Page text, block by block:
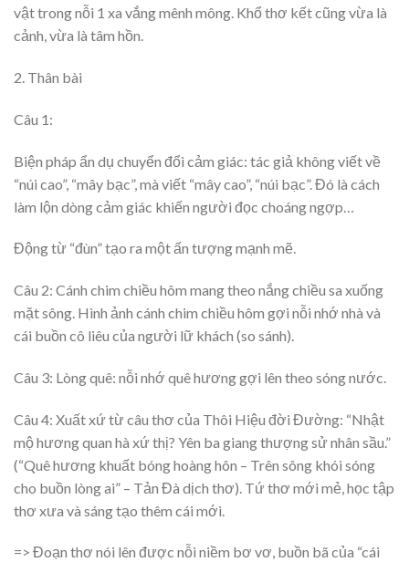
vật trong nỗi 1 xa vắng mênh mông. Khổ thơ kết cũng vừa là
cảnh, vừa là tâm hồn.
2. Thân bài
Câu 1:
Biện pháp ẩn dụ chuyển đổi cảm giác: tác giả không viết về
“núi cao”, “mây bạc”, mà viết “mây cao”, “núi bạc”. Đó là cách
làm lộn dòng cảm giác khiến người đọc choáng ngợp…
Động từ “đùn” tạo ra một ấn tượng mạnh mẽ.
Câu 2: Cánh chim chiều hôm mang theo nắng chiều sa xuống
mặt sông. Hình ảnh cánh chim chiều hôm gợi nỗi nhớ nhà và
cái buồn cô liêu của người lữ khách (so sánh).
Câu 3: Lòng quê: nỗi nhớ quê hương gợi lên theo sóng nước.
Câu 4: Xuất xứ từ câu thơ của Thôi Hiệu đời Đường: “Nhật
mộ hương quan hà xứ thị? Yên ba giang thượng sử nhân sầu.”
(“Quê hương khuất bóng hoàng hôn – Trên sông khói sóng
cho buồn lòng ai” – Tản Đà dịch thơ). Tứ thơ mới mẻ, học tập
thơ xưa và sáng tạo thêm cái mới.
=> Đoạn thơ nói lên được nỗi niềm bơ vơ, buồn bã của “cái